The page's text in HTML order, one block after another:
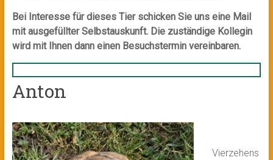
Bei Interesse für dieses Tier schicken Sie uns eine Mail
mit ausgefüllter Selbstauskunft. Die zuständige Kollegin
wird mit Ihnen dann einen Besuchstermin vereinbaren.
Anton
Vierzehens